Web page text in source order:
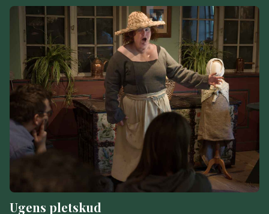
Ugens pletskud